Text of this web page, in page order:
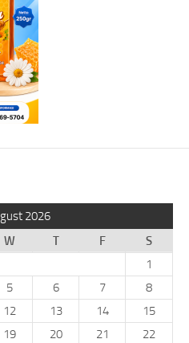
2026
W T F
S
1
5 6 7
8
12 13 14
15
19 20 21
22